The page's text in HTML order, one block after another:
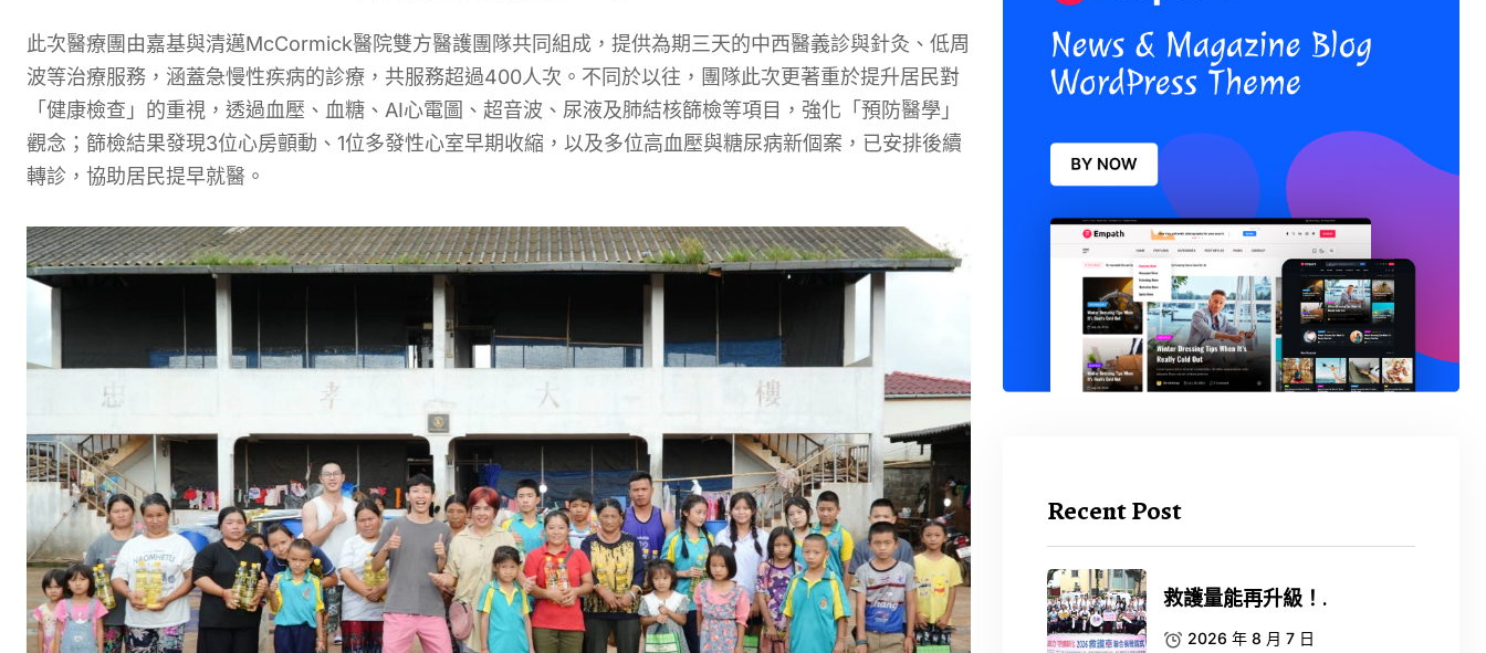
此次醫療團由嘉基與清邁McCormick醫院雙方醫護團隊共同組成，提供為期三天的中西醫義診與針灸、低周
波等治療服務，涵蓋急慢性疾病的診療，共服務超過400人次。不同於以往，團隊此次更著重於提升居民對
「健康檢查」的重視，透過血壓、血糖、AI心電圖、超音波、尿液及肺結核篩檢等項目，強化「預防醫學」
觀念；篩檢結果發現3位心房顫動、1位多發性心室早期收縮，以及多位高血壓與糖尿病新個案，已安排後續
轉診，協助居民提早就醫。
Recent Post
救護量能再升級！.
2026 年 8 月 7 日